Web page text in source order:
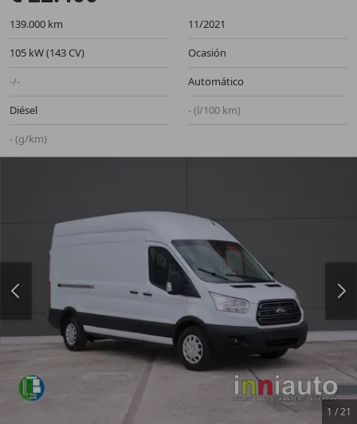
139.000 km
11/2021
105 kW (143 CV)
Ocasión
-/-
Automático
Diésel
- (l/100 km)
- (g/km)
1 /21